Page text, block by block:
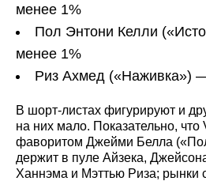
менее 1%
Пол Энтони Келли
менее 1%
Риз Ахмед («Наживка»)
В шорт-листах фигурируют и
на них мало. Показательно, что
фаворитом Джейми Белла
держит в пуле Айзека,
Ханнэма и Мэттью Риза; рынки